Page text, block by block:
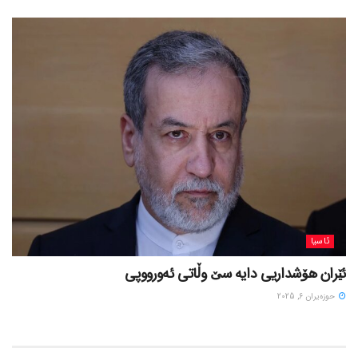
ئاسیا
ئێران هۆشداریی دایە سێ وڵاتی ئەورووپی
حوزه‌یران 6, 2025